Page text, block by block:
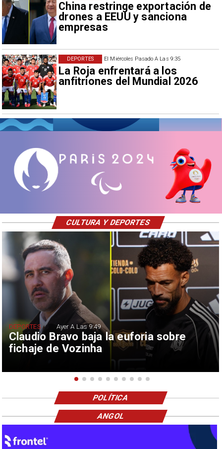
China restringe exportación de
drones a EEUU y sanciona
empresas
El Miércoles Pasado A Las 9:35
La Roja enfrentará a los
anfitriones del Mundial 2026
DEPORTES
Claudio Bravo baja la euforia sobre
fichaje de Vozinha
DEPORTES Ayer A Las 9:49
CULTURA Y DEPORTES
POLÍTICA
ANGOL